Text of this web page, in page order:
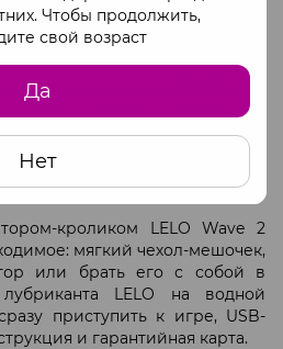
Чтобы продолжить,
свой возраст
Да
Нет
с мягкими кнопками для
работы — этого
все ваши эксперименты с
попробуйте
это ни с чем не сравнимое
кроликом LELO Wave 2
мягкий чехол-мешочек,
или брать его с собой в
LELO на водной
приступить к игре, USB-
и гарантийная карта.